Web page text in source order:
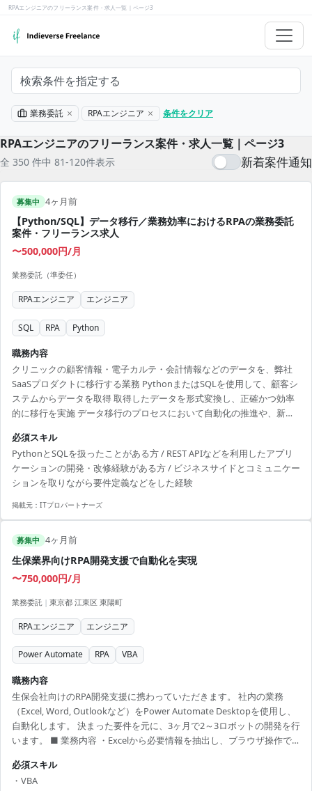
RPAエンジニアのフリーランス案件・求人一覧｜ページ3
検索条件を指定する
業務委託 RPAエンジニア 条件をクリア
RPAエンジニアのフリーランス案件・求人一覧｜ページ3
全 350 件中 81-120件表示 新着案件通知
募集中 4ヶ月前
【Python/SQL】データ移行／業務効率におけるRPAの業務委託
案件・フリーランス求人
〜500,000円/月
業務委託（準委任）
RPAエンジニア エンジニア
SQL RPA Python
職務内容
クリニックの顧客情報・電子カルテ・会計情報などのデータを、弊社
SaaSプロダクトに移行する業務 PythonまたはSQLを使用して、顧客シ
ステムからデータを取得 取得したデータを形式変換し、正確かつ効率
的に移行を実施 データ移行のプロセスにおいて自動化の推進や、新規
ですが、業務要件に応じて変更可能です。 【体制（人数/構成）】 ・エ
ンジニア約20名（美容SaaSのプロダクトは約10名体制）
必須スキル
PythonとSQLを扱ったことがある方 / REST APIなどを利用したアプリ
ケーションの開発・改修経験がある方 / ビジネスサイドとコミュニケー
ションを取りながら要件定義などをした経験
掲載元： ITプロパートナーズ
募集中 4ヶ月前
生保業界向けRPA開発支援で自動化を実現
〜750,000円/月
業務委託 | 東京都 江東区 東陽町
RPAエンジニア エンジニア
Power Automate RPA VBA
職務内容
生保会社向けのRPA開発支援に携わっていただきます。 社内の業務
（Excel, Word, Outlookなど）をPower Automate Desktopを使用し、
自動化します。 決まった要件を元に、3ヶ月で2～3ロボットの開発を行
います。 ■ 業務内容 ・Excelから必要情報を抽出し、ブラウザ操作で
【アピールポイント】 ・自動化技術に精通した業務にチャレンジでき
る ・様々なITツールに触れながらスキルを活かせる ・週1～2日のリモ
必須スキル
・VBA